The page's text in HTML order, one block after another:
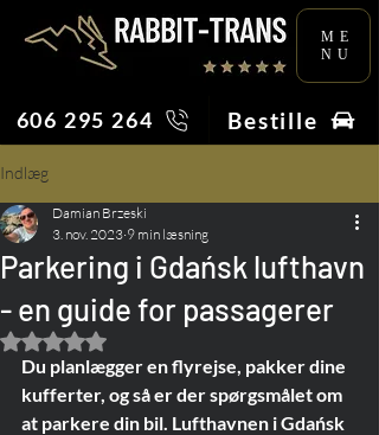
ME
NU
606 295 264 Bestille
Indlæg
Parkering i Gdańsk lufthavn
- en guide for passagerer
Damian Brzeski
3. nov. 2023 9 min læsning
Bedømt til NaN ud af 5 stjerner.
Du planlægger en flyrejse, pakker dine
kufferter, og så er der spørgsmålet om
at parkere din bil. Lufthavnen i Gdańsk